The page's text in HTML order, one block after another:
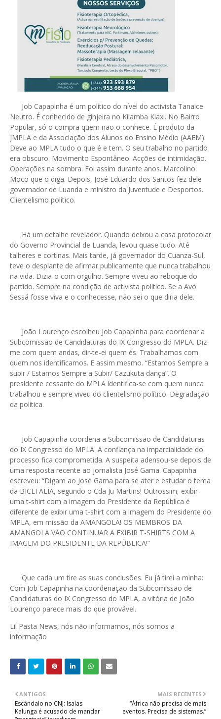
Job Capapinha é um político do nível do activista Tanaice
Neutro. É conhecido de ginjeira no Kilamba Kiaxi. No Bairro
Popular, só o compra quem não o conhece. É produto da
JMPLA e da Associação dos Alunos do Ensino Médio (AAEM).
Deve ao MPLA tudo o que é e tem. O seu trabalho no partido
era obscuro. Movimento Espontâneo. Acções de intimidação.
Operações na sombra. Foi assim durante anos. Marcolino
Moco que o diga. Depois, José Eduardo dos Santos fez dele
governador de Luanda e ministro da Juventude e Desportos.
Clientelismo político.
Há um detalhe revelador. Quando deixou a casa protocolar
do Governo Provincial de Luanda, levou quase tudo. Até
talheres e cortinas. Mais tarde, já governador do Cuanza-Sul,
teve o desplante de afirmar publicamente que nunca trabalhou
na vida. Dizia-o com orgulho. Sempre viveu ao reboque do
partido. Sempre na condição de activista político. Se a Avó
Sessá fosse viva e o conhecesse, não sei o que diria dele.
João Lourenço escolheu Job Capapinha para coordenar a
Subcomissão de Candidaturas do IX Congresso do MPLA. Diz-
me com quem andas, dir-te-ei quem és. Trabalhamos com
quem nos identificamos. E assim mesmo. “Estamos Sempre a
subir / Estamos Sempre a Subir/ Cazukuta dança”. O
presidente cessante do MPLA identifica-se com quem nunca
trabalhou e sempre viveu do clientelismo político. Degradação
da política.
Job Capapinha coordena a Subcomissão de Candidaturas
do IX Congresso do MPLA. A confiança na imparcialidade do
processo fica comprometida. A suspeita adensou-se depois de
uma resposta recente ao jornalista José Gama. Capapinha
escreveu: “Digam ao José Gama para se ater e estudar o tema
da BICEFALIA, segundo o Cda Ju Martins! Outrossim, exibir
uma t-shirt com a imagem do Presidente da República é
diferente de exibir uma t-shirt com a imagem do Presidente do
MPLA, em missão da AMANGOLA! OS MEMBROS DA
AMANGOLA VÃO CONTINUAR A EXIBIR T-SHIRTS COM A
IMAGEM DO PRESIDENTE DA REPÚBLICA!”
Que cada um tire as suas conclusões. Eu já tirei a minha:
Com Job Capapinha na coordenação da Subcomissão de
Candidaturas do IX Congresso do MPLA, a vitória de João
Lourenço parece mais do que provável.
Lil Pasta News, nós não informamos, nós somos a
informação
MAIS RECENTES
“África não precisa de mais
eventos. Precisa de sistemas.”
ANTIGOS
Escândalo no CNJ: Isaías
Kalunga é acusado de mandar